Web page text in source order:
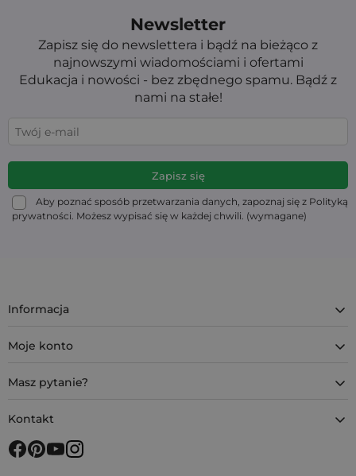
Newsletter
Zapisz się do newslettera i bądź na bieżąco z
najnowszymi wiadomościami i ofertami
Edukacja i nowości - bez zbędnego spamu. Bądź z
nami na stałe!
Aby poznać sposób przetwarzania danych, zapoznaj się z Polityką
prywatności. Możesz wypisać się w każdej chwili. (wymagane)
Informacja
Moje konto
Masz pytanie?
Kontakt